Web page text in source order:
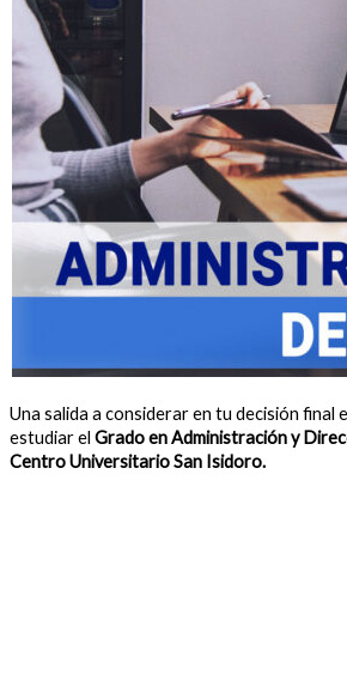
Una salida a considerar en tu decisión final
estudiar el Grado en Administración y
Centro Universitario San Isidoro.